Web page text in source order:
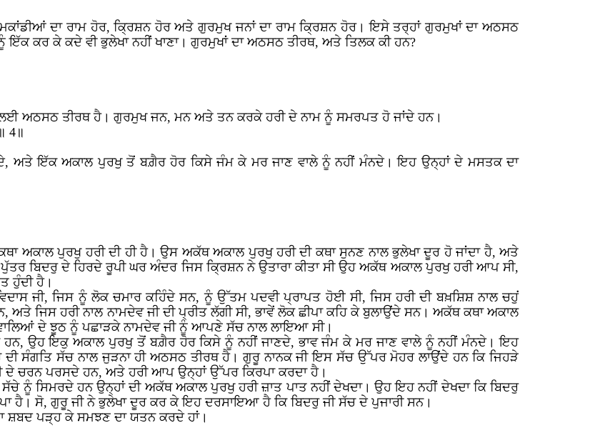
ਦਾ ਰਾਮ ਹੋਰ, ਕ੍ਰਿਸ਼ਨ ਹੋਰ ਅਤੇ ਗੁਰਮੁਖ ਜਨਾਂ ਦਾ ਰਾਮ ਕ੍ਰਿਸ਼ਨ ਹੋਰ। ਇਸੇ ਤਰ੍ਹਾਂ ਗੁਰਮੁਖਾਂ ਦਾ ਅਠਸਠ
ਕਰ ਕੇ ਕਦੇ ਵੀ ਭੁਲੇਖਾ ਨਹੀਂ ਖਾਣਾ। ਗੁਰਮੁਖਾਂ ਦਾ ਅਠਸਠ ਤੀਰਥ, ਅਤੇ ਤਿਲਕ ਕੀ ਹਨ?
ਲਈ ਅਠਸਠ ਤੀਰਥ ਹੈ। ਗੁਰਮੁਖ ਜਨ, ਮਨ ਅਤੇ ਤਨ ਕਰਕੇ ਹਰੀ ਦੇ ਨਾਮ ਨੂੰ ਸਮਰਪਤ ਹੋ ਜਾਂਦੇ ਹਨ।
4॥
ਅਤੇ ਇੱਕ ਅਕਾਲ ਪੁਰਖੁ ਤੋਂ ਬਗ਼ੈਰ ਹੋਰ ਕਿਸੇ ਜੰਮ ਕੇ ਮਰ ਜਾਣ ਵਾਲੇ ਨੂੰ ਨਹੀਂ ਮੰਨਦੇ। ਇਹ ਉਨ੍ਹਾਂ ਦੇ ਮਸਤਕ ਦਾ
ਪੁਰਖੁ ਹਰੀ ਦੀ ਹੀ ਹੈ। ਉਸ ਅਕੱਥ ਅਕਾਲ ਪੁਰਖੁ ਹਰੀ ਦੀ ਕਥਾ ਸੁਨਣ ਨਾਲ ਭੁਲੇਖਾ ਦੂਰ ਹੋ ਜਾਂਦਾ ਹੈ, ਅਤੇ
ਪੁੱਤਰ ਬਿਦਰੁ ਦੇ ਹਿਰਦੇ ਰੂਪੀ ਘਰ ਅੰਦਰ ਜਿਸ ਕ੍ਰਿਸ਼ਨ ਨੇ ਉਤਾਰਾ ਕੀਤਾ ਸੀ ਉਹ ਅਕੱਥ ਅਕਾਲ ਪੁਰਖੁ ਹਰੀ ਆਪ ਸੀ,
ਹੁੰਦੀ ਹੈ।
ਜੀ, ਜਿਸ ਨੂੰ ਲੋਕ ਚਮਾਰ ਕਹਿੰਦੇ ਸਨ, ਨੂੰ ਉੱਤਮ ਪਦਵੀ ਪ੍ਰਾਪਤ ਹੋਈ ਸੀ, ਜਿਸ ਹਰੀ ਦੀ ਬਖ਼ਸ਼ਿਸ਼ ਨਾਲ ਚਹੁਂ
ਜਿਸ ਹਰੀ ਨਾਲ ਨਾਮਦੇਵ ਜੀ ਦੀ ਪ੍ਰੀਤ ਲੱਗੀ ਸੀ, ਭਾਵੇਂ ਲੋਕ ਛੀਪਾ ਕਹਿ ਕੇ ਬੁਲਾਉਂਦੇ ਸਨ। ਅਕੱਥ ਕਥਾ ਅਕਾਲ
ਦੇ ਝੂਠ ਨੂੰ ਪਛਾੜਕੇ ਨਾਮਦੇਵ ਜੀ ਨੂੰ ਆਪਣੇ ਸੱਚ ਨਾਲ ਲਾਇਆ ਸੀ।
ਹਨ, ਉਹ ਇਕੁ ਅਕਾਲ ਪੁਰਖੁ ਤੋਂ ਬਗ਼ੈਰ ਹੋਰ ਕਿਸੇ ਨੂੰ ਨਹੀਂ ਜਾਣਦੇ, ਭਾਵ ਜੰਮ ਕੇ ਮਰ ਜਾਣ ਵਾਲੇ ਨੂੰ ਨਹੀਂ ਮੰਨਦੇ। ਇਹ
ਸੰਗਤਿ ਸੱਚ ਨਾਲ ਜੁੜਨਾ ਹੀ ਅਠਸਠ ਤੀਰਥ ਹੈ। ਗੁਰੂ ਨਾਨਕ ਜੀ ਇਸ ਸੱਚ ਉੱਪਰ ਮੋਹਰ ਲਾਉਂਦੇ ਹਨ ਕਿ ਜਿਹੜੇ
ਦੇ ਚਰਨ ਪਰਸਦੇ ਹਨ, ਅਤੇ ਹਰੀ ਆਪ ਉਨ੍ਹਾਂ ਉੱਪਰ ਕਿਰਪਾ ਕਰਦਾ ਹੈ।
ਨੂੰ ਸਿਮਰਦੇ ਹਨ ਉਨ੍ਹਾਂ ਦੀ ਅਕੱਥ ਅਕਾਲ ਪੁਰਖੁ ਹਰੀ ਜ਼ਾਤ ਪਾਤ ਨਹੀਂ ਦੇਖਦਾ। ਉਹ ਇਹ ਨਹੀਂ ਦੇਖਦਾ ਕਿ ਬਿਦਰੁ
ਹੈ। ਸੋ, ਗੁਰੂ ਜੀ ਨੇ ਭੁਲੇਖਾ ਦੂਰ ਕਰ ਕੇ ਇਹ ਦਰਸਾਇਆ ਹੈ ਕਿ ਬਿਦਰੁ ਜੀ ਸੱਚ ਦੇ ਪੁਜਾਰੀ ਸਨ।
ਸ਼ਬਦ ਪੜ੍ਹ ਕੇ ਸਮਝਣ ਦਾ ਯਤਨ ਕਰਦੇ ਹਾਂ।